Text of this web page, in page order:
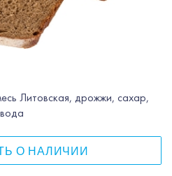
Литовская, дрожжи, сахар,
О НАЛИЧИИ